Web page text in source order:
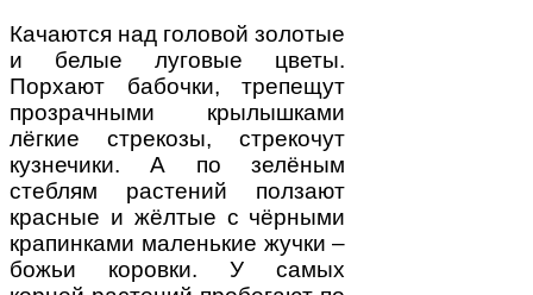
Качаются над головой золотые
и белые луговые цветы.
Порхают бабочки, трепещут
прозрачными крылышками
лёгкие стрекозы, стрекочут
кузнечики. А по зелёным
стеблям растений ползают
красные и жёлтые с чёрными
крапинками маленькие жучки –
божьи коровки. У самых